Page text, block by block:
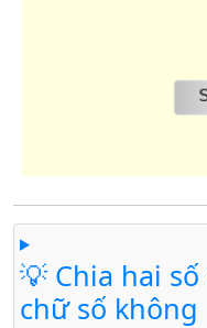
💡 Chia hai
chữ số không